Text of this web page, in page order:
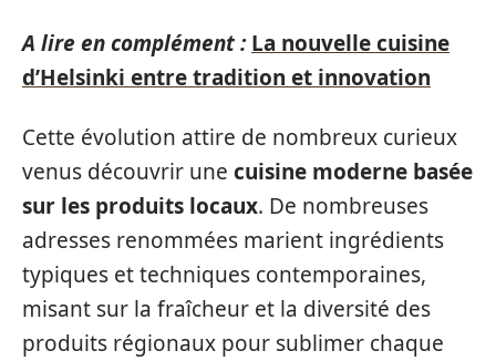
A lire en complément : La nouvelle cuisine
d’Helsinki entre tradition et innovation
Cette évolution attire de nombreux curieux
venus découvrir une cuisine moderne basée
sur les produits locaux. De nombreuses
adresses renommées marient ingrédients
typiques et techniques contemporaines,
misant sur la fraîcheur et la diversité des
produits régionaux pour sublimer chaque